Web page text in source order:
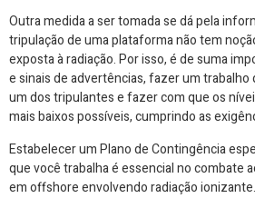
Outra medida a ser tomada se dá pela
tripulação de uma plataforma não tem
exposta à radiação. Por isso, é de suma
e sinais de advertências, fazer um trabalho
um dos tripulantes e fazer com que os
mais baixos possíveis, cumprindo as
Estabelecer um Plano de Contingência
que você trabalha é essencial no combate
em offshore envolvendo radiação ionizante.